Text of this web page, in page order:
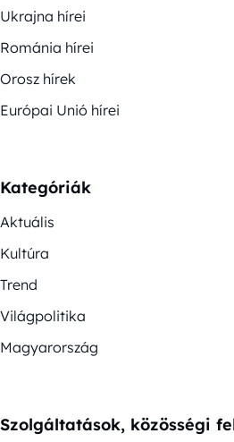
Ukrajna hírei
Románia hírei
Orosz hírek
Európai Unió hírei
Kategóriák
Aktuális
Kultúra
Trend
Világpolitika
Magyarország
Szolgáltatások, közösségi